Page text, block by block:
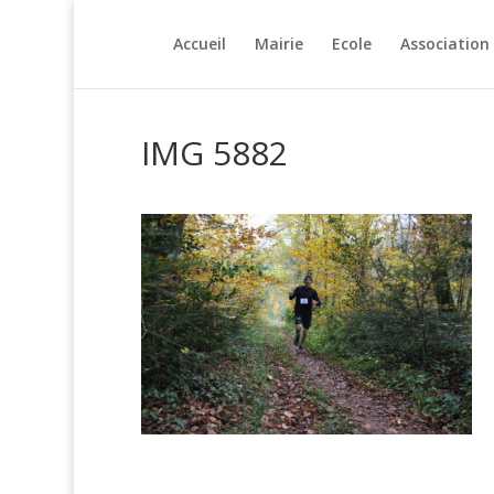
Accueil Mairie Ecole Association
IMG 5882